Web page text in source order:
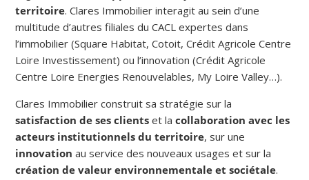
territoire. Clares Immobilier interagit au sein d’une
multitude d’autres filiales du CACL expertes dans
l’immobilier (Square Habitat, Cotoit, Crédit Agricole Centre
Loire Investissement) ou l’innovation (Crédit Agricole
Centre Loire Energies Renouvelables, My Loire Valley…).
Clares Immobilier construit sa stratégie sur la
satisfaction de ses clients et lacollaboration avec les
acteurs institutionnels du territoire, sur une
innovation au service des nouveaux usages et sur la
création de valeur environnementale et sociétale.